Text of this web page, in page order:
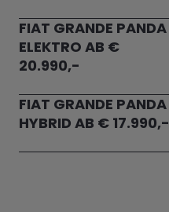
FIAT GRANDE PANDA
ELEKTRO AB €
20.990,-
FIAT GRANDE PANDA
HYBRID AB € 17.990,-